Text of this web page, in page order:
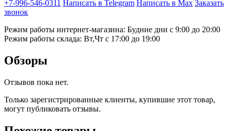
+7-996-546-0311 Написать в Telegram Написать в Max Заказать
звонок
Режим работы интернет-магазина: Будние дни с 9:00 до 20:00
Режим работы склада: Вт,Чт с 17:00 до 19:00
Обзоры
Отзывов пока нет.
Только зарегистрированные клиенты, купившие этот товар,
могут публиковать отзывы.